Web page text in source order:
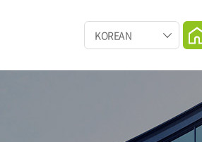
KOREAN